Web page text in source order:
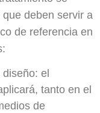
deben servir a
de referencia en
el
tanto en el
de